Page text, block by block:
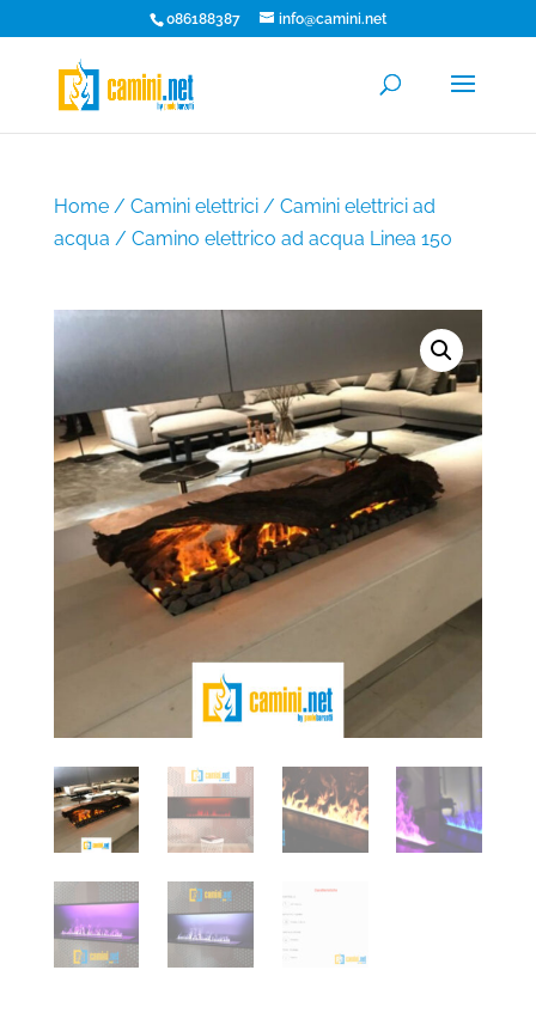
086188387 info@camini.net
Home/ Camini elettrici/ Camini elettrici ad
acqua / Camino elettrico ad acqua Linea 150